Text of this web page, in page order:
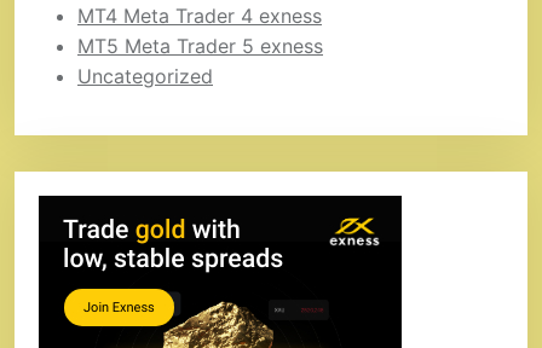
MT4 Meta Trader 4 exness
MT5 Meta Trader 5 exness
Uncategorized